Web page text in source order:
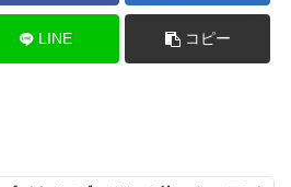
LINE コピー